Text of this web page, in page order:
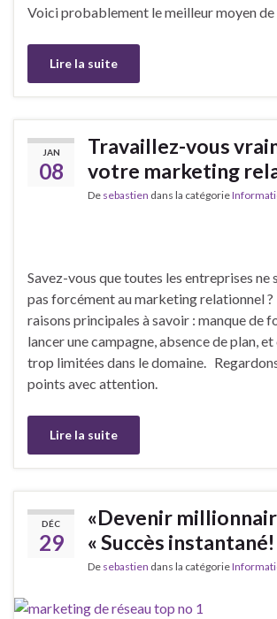
Voici probablement le meilleur moyen de
Lire la suite
JAN
08
Travaillez-vous
votre marketing
De sebastien dans la catégorie
Savez-vous que toutes les entreprises ne
pas forcément au marketing relationnel ?
raisons principales à savoir : manque de
lancer une campagne, absence de plan,
trop limitées dans le domaine.
points avec attention.
Lire la suite
DÉC
29
«Devenir
« Succès instantané!
De sebastien dans la catégorie